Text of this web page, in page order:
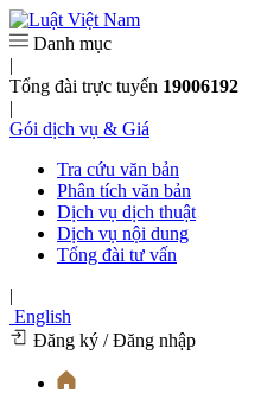
Danh mục
|
Tổng đài trực tuyến 19006192
|
Gói dịch vụ & Giá
Tra cứu văn bản
Phân tích văn bản
Dịch vụ dịch thuật
Dịch vụ nội dung
Tổng đài tư vấn
|
English
Đăng ký / Đăng nhập